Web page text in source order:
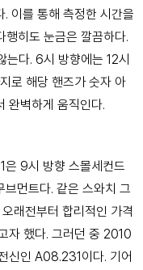
이를 통해 측정한 시간을
행히도 눈금은 깔끔하다.
는다. 6시 방향에는 12시
로 해당 핸즈가 숫자 아
완벽하게 움직인다.
은 9시 방향 스몰세컨드
먼트다. 같은 스와치 그
래전부터 합리적인 가격
자 했다. 그러던 중 2010
신인 A08.231이다. 기어